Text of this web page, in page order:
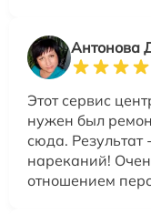
Антонова
Этот сервис
нужен был
сюда. Результат
нареканий!
отношением